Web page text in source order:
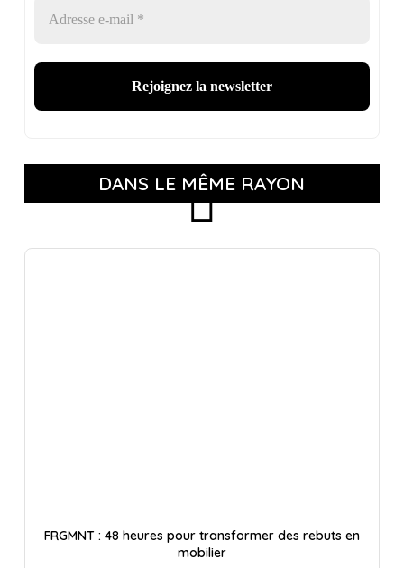
DANS LE MÊME RAYON
FRGMNT : 48 heures pour transformer des rebuts en
mobilier